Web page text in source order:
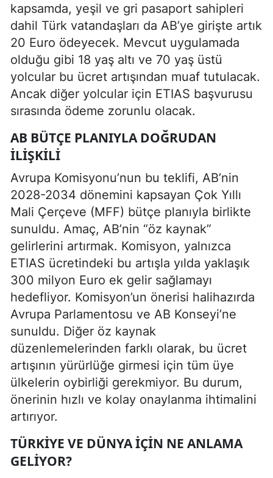
kapsamda, yeşil ve gri pasaport sahipleri
dahil Türk vatandaşları da AB’ye girişte artık
20 Euro ödeyecek. Mevcut uygulamada
olduğu gibi 18 yaş altı ve 70 yaş üstü
yolcular bu ücret artışından muaf tutulacak.
Ancak diğer yolcular için ETIAS başvurusu
sırasında ödeme zorunlu olacak.
AB BÜTÇE PLANIYLA DOĞRUDAN
İLIŞKILI
Avrupa Komisyonu’nun bu teklifi, AB’nin
2028-2034 dönemini kapsayan Çok Yıllı
Mali Çerçeve (MFF) bütçe planıyla birlikte
sunuldu. Amaç, AB’nin “öz kaynak”
gelirlerini artırmak. Komisyon, yalnızca
ETIAS ücretindeki bu artışla yılda yaklaşık
300 milyon Euro ek gelir sağlamayı
hedefliyor. Komisyon’un önerisi halihazırda
Avrupa Parlamentosu ve AB Konseyi’ne
sunuldu. Diğer öz kaynak
düzenlemelerinden farklı olarak, bu ücret
artışının yürürlüğe girmesi için tüm üye
ülkelerin oybirliği gerekmiyor. Bu durum,
önerinin hızlı ve kolay onaylanma ihtimalini
artırıyor.
TÜRKIYE VE DÜNYA İÇIN NE ANLAMA
GELIYOR?